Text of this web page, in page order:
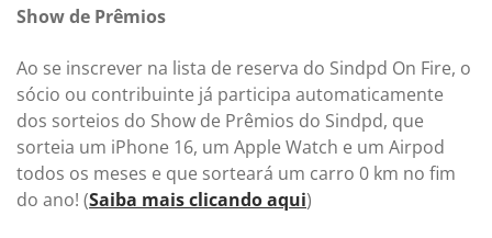
Show de Prêmios
Ao se inscrever na lista de reserva do Sindpd On Fire, o
sócio ou contribuinte já participa automaticamente
dos sorteios do Show de Prêmios do Sindpd, que
sorteia um iPhone 16, um Apple Watch e um Airpod
todos os meses e que sorteará um carro 0 km no fim
do ano! (Saiba mais clicando aqui)